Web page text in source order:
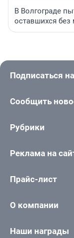
В Волгограде
оставшихся
Подписаться
Сообщить
Рубрики
Реклама на
Прайс-лист
О компании
Наши награды